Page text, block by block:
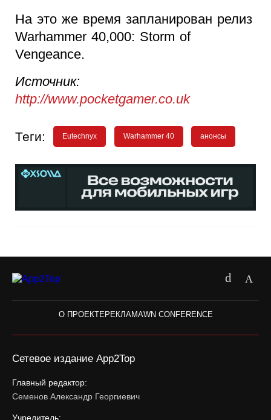
На это же время запланирован релиз
Warhammer 40,000: Storm of
Vengeance.
Источник:
http://www.pocketgamer.co.uk
Теги: Eutechnyx Warhammer 40 анонсы
О ПРОЕКТЕРЕКЛАМАWN CONFERENCE
Сетевое издание App2Top
Главный редактор:
Семенов Александр Георгиевич
Учредитель: